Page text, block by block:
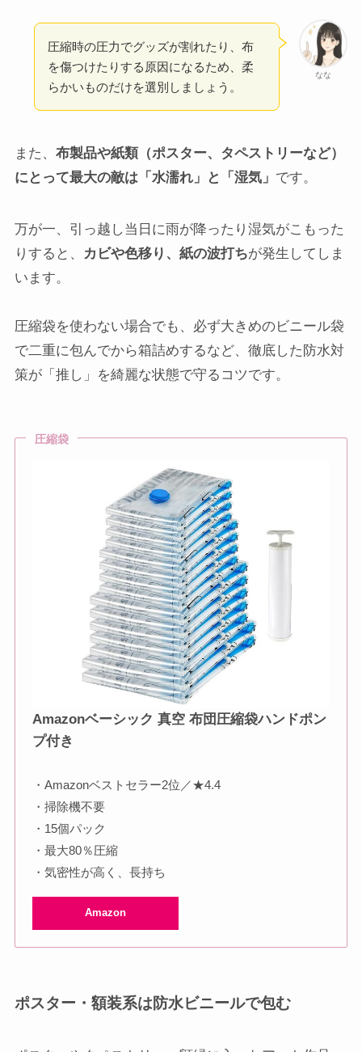
なな
圧縮時の圧力でグッズが割れたり、布
を傷つけたりする原因になるため、柔
らかいものだけを選別しましょう。
また、 布製品や紙類（ポスター、タペストリーなど）
にとって最大の敵は「水濡れ」と「湿気」 です。
万が一、引っ越し当日に雨が降ったり湿気がこもった
りすると、
カビや色移り、紙の波打ちが発生してしま
います。
圧縮袋を使わない場合でも、必ず大きめのビニール袋
で二重に包んでから箱詰めするなど、徹底した防水対
策が「推し」を綺麗な状態で守るコツです。
圧縮袋
Amazonベーシック 真空 布団圧縮袋ハンドポン
プ付き
・Amazonベストセラー2位／★4.4
・掃除機不要
・15個パック
・最大80％圧縮
・気密性が高く、長持ち
Amazon
ポスター・額装系は防水ビニールで包む